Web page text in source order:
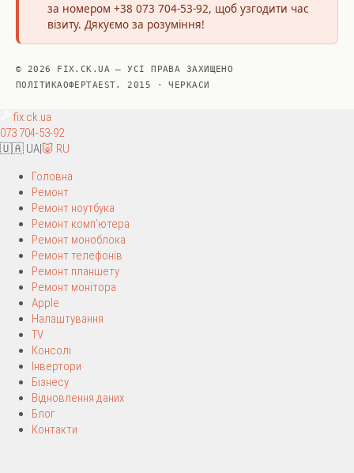
за номером +38 073 704-53-92, щоб узгодити час
візиту. Дякуємо за розуміння!
© 2026 FIX.CK.UA — УСІ ПРАВА ЗАХИЩЕНО
ПОЛІТИКАОФЕРТАEST. 2015 · ЧЕРКАСИ
fix.ck.ua
073 704-53-92
🇺🇦 UA|🐷 RU
Головна
Ремонт
Ремонт ноутбука
Ремонт комп’ютера
Ремонт моноблока
Ремонт телефонів
Ремонт планшету
Ремонт монітора
Apple
Налаштування
TV
Консолі
Інвертори
Бізнесу
Відновлення даних
Блог
Контакти